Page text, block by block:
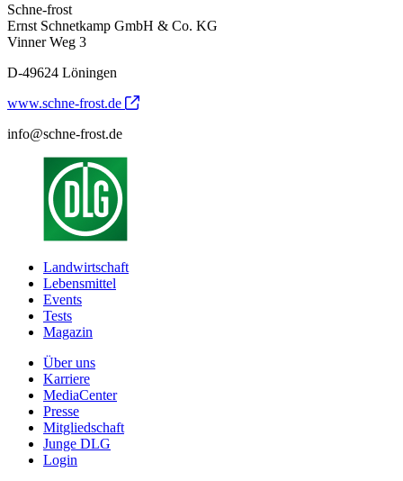
Schne-frost
Ernst Schnetkamp GmbH & Co. KG
Vinner Weg 3
D-49624 Löningen
www.schne-frost.de
info@schne-frost.de
Landwirtschaft
Lebensmittel
Events
Tests
Magazin
Über uns
Karriere
MediaCenter
Presse
Mitgliedschaft
Junge DLG
Login